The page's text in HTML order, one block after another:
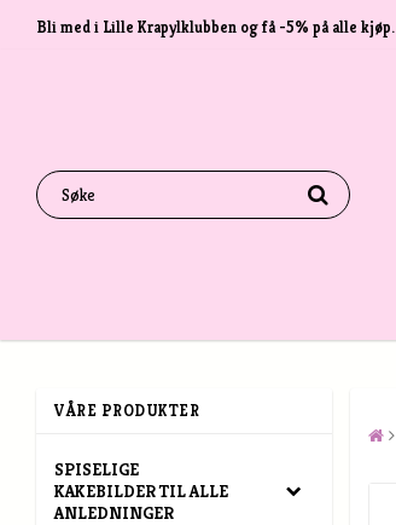
Bli med i Lille Krapylklubben og få -5% på alle kjøp.
VÅRE PRODUKTER
SPISELIGE
KAKEBILDER TIL ALLE
ANLEDNINGER